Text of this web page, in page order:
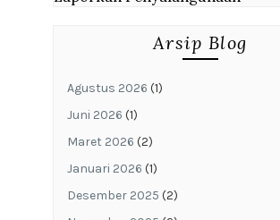
Arsip Blog
Agustus 2026 (1)
Juni 2026 (1)
Maret 2026 (2)
Januari 2026 (1)
Desember 2025 (2)